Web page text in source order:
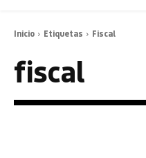
Inicio Etiquetas Fiscal
fiscal